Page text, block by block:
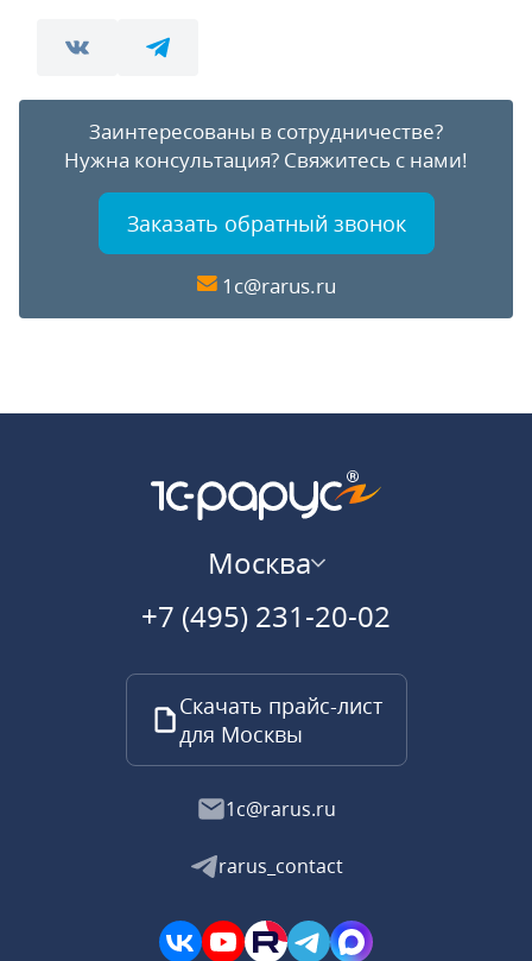
Заинтересованы в сотрудничестве?
Нужна консультация? Свяжитесь с нами!
Заказать обратный звонок
1c@rarus.ru
Москва
+7 (495) 231-20-02
Скачать прайс-лист
для Москвы
1c@rarus.ru
rarus_contact